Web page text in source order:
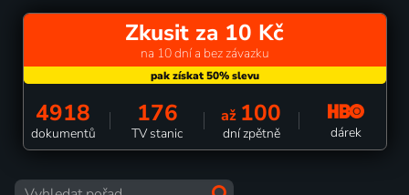
Zkusit za 10 Kč
na 10 dní a bez závazku
4918
dokumentů
176
TV stanic
až 100
dní zpětně dárek